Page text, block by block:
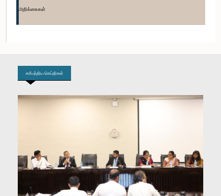
உறுப்பினர்
அறிக்கைகள்
சமீபத்திய செய்திகள்